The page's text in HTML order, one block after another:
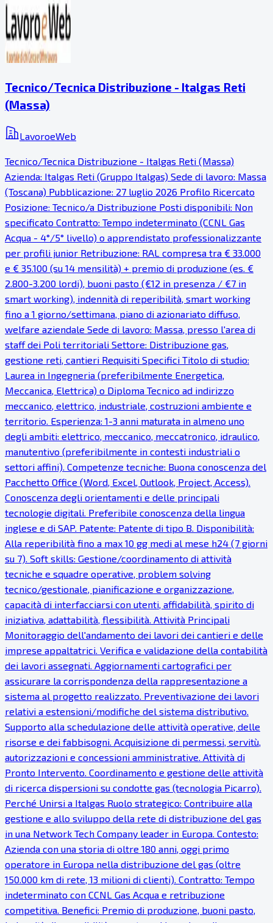
Tecnico/Tecnica Distribuzione - Italgas Reti
(Massa)
LavoroeWeb
Tecnico/Tecnica Distribuzione - Italgas Reti (Massa)
Azienda: Italgas Reti (Gruppo Italgas) Sede di lavoro: Massa
(Toscana) Pubblicazione: 27 luglio 2026 Profilo Ricercato
Posizione: Tecnico/a Distribuzione Posti disponibili: Non
specificato Contratto: Tempo indeterminato (CCNL Gas
Acqua - 4°/5° livello) o apprendistato professionalizzante
per profili junior Retribuzione: RAL compresa tra € 33.000
e € 35.100 (su 14 mensilità) + premio di produzione (es. €
2.800-3.200 lordi), buoni pasto (€12 in presenza / €7 in
smart working), indennità di reperibilità, smart working
fino a 1 giorno/settimana, piano di azionariato diffuso,
welfare aziendale Sede di lavoro: Massa, presso l'area di
staff dei Poli territoriali Settore: Distribuzione gas,
gestione reti, cantieri Requisiti Specifici Titolo di studio:
Laurea in Ingegneria (preferibilmente Energetica,
Meccanica, Elettrica) o Diploma Tecnico ad indirizzo
meccanico, elettrico, industriale, costruzioni ambiente e
territorio. Esperienza: 1-3 anni maturata in almeno uno
degli ambiti: elettrico, meccanico, meccatronico, idraulico,
manutentivo (preferibilmente in contesti industriali o
settori affini). Competenze tecniche: Buona conoscenza del
Pacchetto Office (Word, Excel, Outlook, Project, Access).
Conoscenza degli orientamenti e delle principali
tecnologie digitali. Preferibile conoscenza della lingua
inglese e di SAP. Patente: Patente di tipo B. Disponibilità:
Alla reperibilità fino a max 10 gg medi al mese h24 (7 giorni
su 7). Soft skills: Gestione/coordinamento di attività
tecniche e squadre operative, problem solving
tecnico/gestionale, pianificazione e organizzazione,
capacità di interfacciarsi con utenti, affidabilità, spirito di
iniziativa, adattabilità, flessibilità. Attività Principali
Monitoraggio dell'andamento dei lavori dei cantieri e delle
imprese appaltatrici. Verifica e validazione della contabilità
dei lavori assegnati. Aggiornamenti cartografici per
assicurare la corrispondenza della rappresentazione a
sistema al progetto realizzato. Preventivazione dei lavori
relativi a estensioni/modifiche del sistema distributivo.
Supporto alla schedulazione delle attività operative, delle
risorse e dei fabbisogni. Acquisizione di permessi, servitù,
autorizzazioni e concessioni amministrative. Attività di
Pronto Intervento. Coordinamento e gestione delle attività
di ricerca dispersioni su condotte gas (tecnologia Picarro).
Perché Unirsi a Italgas Ruolo strategico: Contribuire alla
gestione e allo sviluppo della rete di distribuzione del gas
in una Network Tech Company leader in Europa. Contesto:
Azienda con una storia di oltre 180 anni, oggi primo
operatore in Europa nella distribuzione del gas (oltre
150.000 km di rete, 13 milioni di clienti). Contratto: Tempo
indeterminato con CCNL Gas Acqua e retribuzione
competitiva. Benefici: Premio di produzione, buoni pasto,